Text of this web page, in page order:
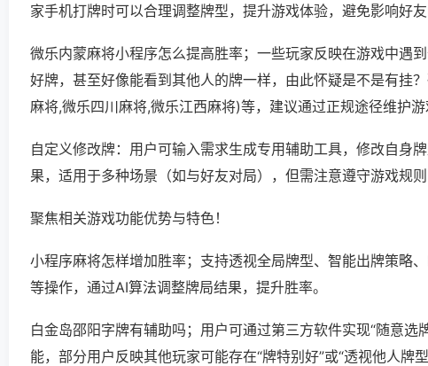
家手机打牌时可以合理调整牌型，提升游戏体验，避免影响好友
微乐内蒙麻将小程序怎么提高胜率；一些玩家反映在游戏中遇
好牌，甚至好像能看到其他人的牌一样，由此怀疑是不是有挂
麻将,微乐四川麻将,微乐江西麻将)等，建议通过正规途径维护游
自定义修改牌：用户可输入需求生成专用辅助工具，修改自身
果，适用于多种场景（如与好友对局），但需注意遵守游戏规则
聚焦相关游戏功能优势与特色！
小程序麻将怎样增加胜率；支持透视全局牌型、智能出牌策略
等操作，通过AI算法调整牌局结果，提升胜率。
白金岛邵阳字牌有辅助吗；用户可通过第三方软件实现“随意选
能，部分用户反映其他玩家可能存在“牌特别好”或“透视他人牌